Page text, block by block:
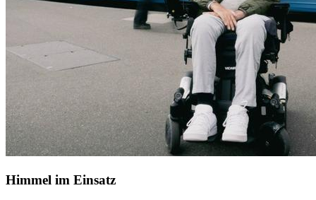
Himmel im Einsatz